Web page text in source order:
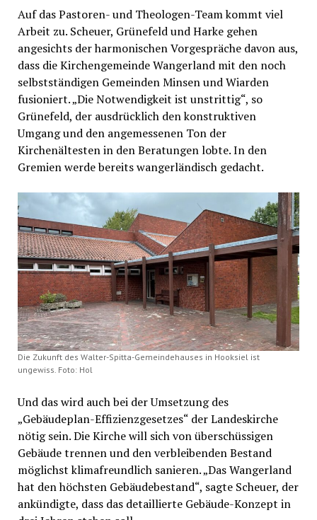
Auf das Pastoren- und Theologen-Team kommt viel
Arbeit zu. Scheuer, Grünefeld und Harke gehen
angesichts der harmonischen Vorgespräche davon aus,
dass die Kirchengemeinde Wangerland mit den noch
selbstständigen Gemeinden Minsen und Wiarden
fusioniert. „Die Notwendigkeit ist unstrittig“, so
Grünefeld, der ausdrücklich den konstruktiven
Umgang und den angemessenen Ton der
Kirchenältesten in den Beratungen lobte. In den
Gremien werde bereits wangerländisch gedacht.
Die Zukunft des Walter-Spitta-Gemeindehauses in Hooksiel ist
ungewiss. Foto: Hol
Und das wird auch bei der Umsetzung des
„Gebäudeplan-Effizienzgesetzes“ der Landeskirche
nötig sein. Die Kirche will sich von überschüssigen
Gebäude trennen und den verbleibenden Bestand
möglichst klimafreundlich sanieren. „Das Wangerland
hat den höchsten Gebäudebestand“, sagte Scheuer, der
ankündigte, dass das detaillierte Gebäude-Konzept in